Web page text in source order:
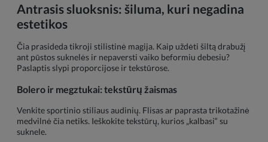
Antrasis sluoksnis: šiluma, kuri negadina
estetikos
Čia prasideda tikroji stilistinė magija. Kaip uždėti šiltą drabužį
ant pūstos suknelės ir nepaversti vaiko beformiu debesiu?
Paslaptis slypi proporcijose ir tekstūrose.
Bolero ir megztukai: tekstūrų žaismas
Venkite sportinio stiliaus audinių. Flisas ar paprasta trikotažinė
medvilnė čia netiks. Ieškokite tekstūrų, kurios „kalbasi“ su
suknele.